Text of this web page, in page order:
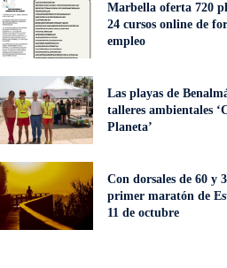
Marbella oferta 720
24 cursos online de
empleo
Las playas de
talleres ambientales
Planeta’
Con dorsales de 60 y
primer maratón de
11 de octubre